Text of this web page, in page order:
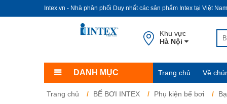
Intex.vn - Nhà phân phối Duy nhất các sản phẩm Intex tại Việt Nam
Khu vực
Hà Nội
DANH MỤC Trang chủ Về
Trang chủ BỂ BƠI INTEX Phụ kiện bể bơi